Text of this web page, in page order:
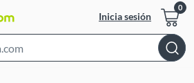
Inicia sesión
Bar